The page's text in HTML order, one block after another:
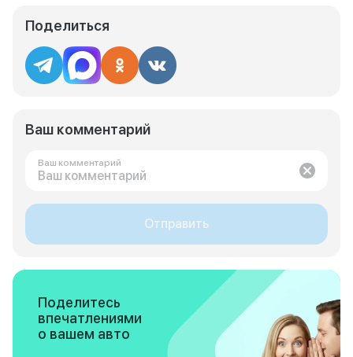
Поделиться
Ваш комментарий
Ваш комментарий
Отправить
Поделитесь
впечатлениями
о вашем авто